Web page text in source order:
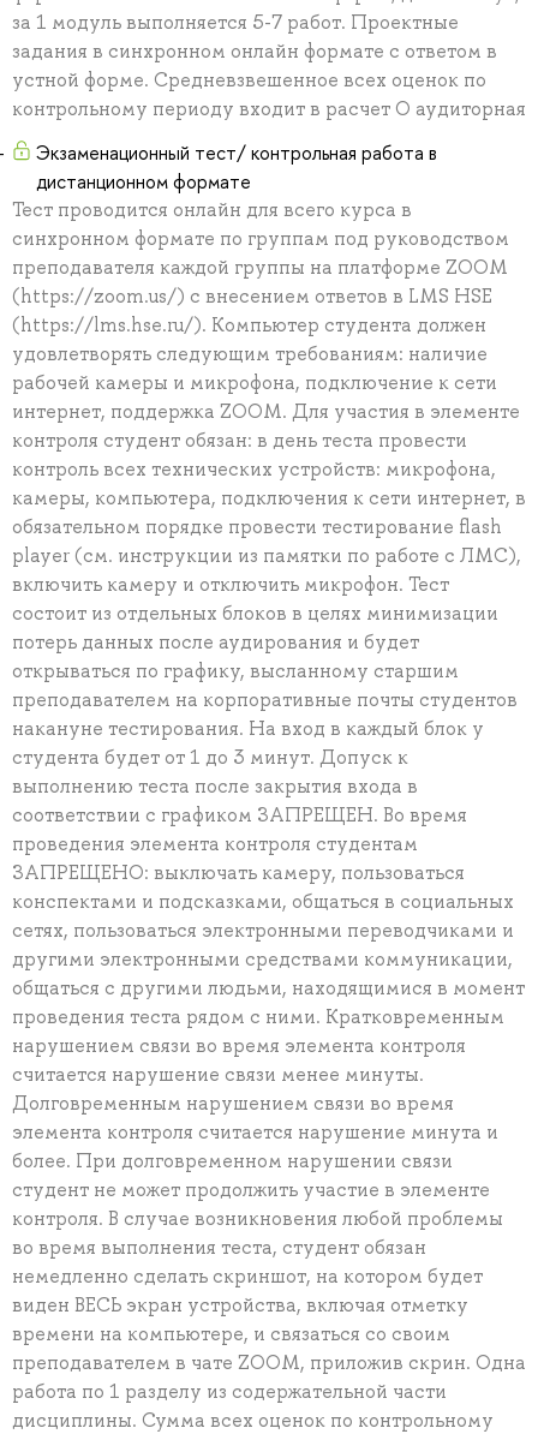
за 1 модуль выполняется 5-7 работ. Проектные
задания в синхронном онлайн формате с ответом в
устной форме. Средневзвешенное всех оценок по
контрольному периоду входит в расчет О аудиторная
Экзаменационный тест/ контрольная работа в
дистанционном формате
Тест проводится онлайн для всего курса в
синхронном формате по группам под руководством
преподавателя каждой группы на платформе ZOOM
(https://zoom.us/) с внесением ответов в LMS HSE
(https://lms.hse.ru/). Компьютер студента должен
удовлетворять следующим требованиям: наличие
рабочей камеры и микрофона, подключение к сети
интернет, поддержка ZOOM. Для участия в элементе
контроля студент обязан: в день теста провести
контроль всех технических устройств: микрофона,
камеры, компьютера, подключения к сети интернет, в
обязательном порядке провести тестирование flash
player (см. инструкции из памятки по работе с ЛМС),
включить камеру и отключить микрофон. Тест
состоит из отдельных блоков в целях минимизации
потерь данных после аудирования и будет
открываться по графику, высланному старшим
преподавателем на корпоративные почты студентов
накануне тестирования. На вход в каждый блок у
студента будет от 1 до 3 минут. Допуск к
выполнению теста после закрытия входа в
соответствии с графиком ЗАПРЕЩЕН. Во время
проведения элемента контроля студентам
ЗАПРЕЩЕНО: выключать камеру, пользоваться
конспектами и подсказками, общаться в социальных
сетях, пользоваться электронными переводчиками и
другими электронными средствами коммуникации,
общаться с другими людьми, находящимися в момент
проведения теста рядом с ними. Кратковременным
нарушением связи во время элемента контроля
считается нарушение связи менее минуты.
Долговременным нарушением связи во время
элемента контроля считается нарушение минута и
более. При долговременном нарушении связи
студент не может продолжить участие в элементе
контроля. В случае возникновения любой проблемы
во время выполнения теста, студент обязан
немедленно сделать скриншот, на котором будет
виден ВЕСЬ экран устройства, включая отметку
времени на компьютере, и связаться со своим
преподавателем в чате ZOOM, приложив скрин. Одна
работа по 1 разделу из содержательной части
дисциплины. Сумма всех оценок по контрольному